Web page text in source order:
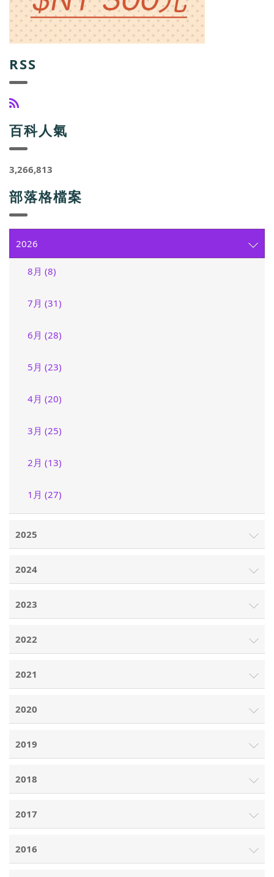
RSS
百科人氣
3,266,813
部落格檔案
2026
8月 (8)
7月 (31)
6月 (28)
5月 (23)
4月 (20)
3月 (25)
2月 (13)
1月 (27)
2025
2024
2023
2022
2021
2020
2019
2018
2017
2016